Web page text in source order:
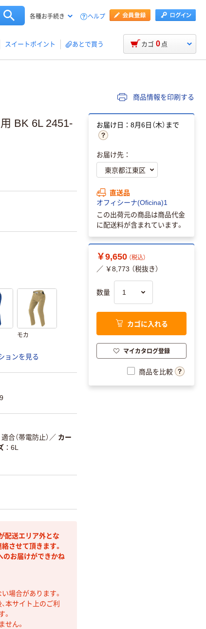
各種お手続き ヘルプ
スイートポイント あとで買う カゴ 0 点
商品情報を印刷する
BK 6L 2451-
モカ
ョンを見る
（帯電防止） ／ カー
6L
配送エリア外とな
させて頂きます。
のお届けができかね
場合があります。
本サイト上のご利
ん。
お届け日：8月6日（木）まで
お届け先：
直送品
オフィシーナ(Oficina)1
この出荷元の商品は商品代金
に配送料が含まれています。
￥9,650 （税込）
／ ￥8,773 （税抜き）
数量
カゴに入れる
マイカタログ登録
商品を比較